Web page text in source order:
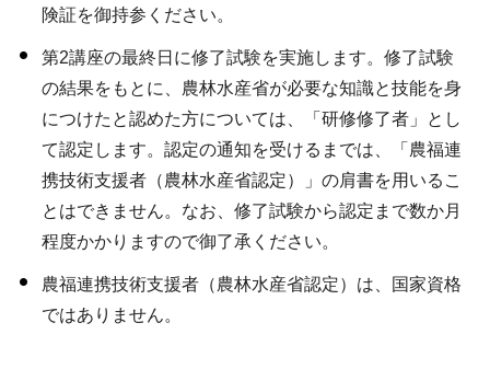
険証を御持参ください。
第2講座の最終日に修了試験を実施します。修了試験
の結果をもとに、農林水産省が必要な知識と技能を身
につけたと認めた方については、「研修修了者」とし
て認定します。認定の通知を受けるまでは、「農福連
携技術支援者（農林水産省認定）」の肩書を用いるこ
とはできません。なお、修了試験から認定まで数か月
程度かかりますので御了承ください。
農福連携技術支援者（農林水産省認定）は、国家資格
ではありません。